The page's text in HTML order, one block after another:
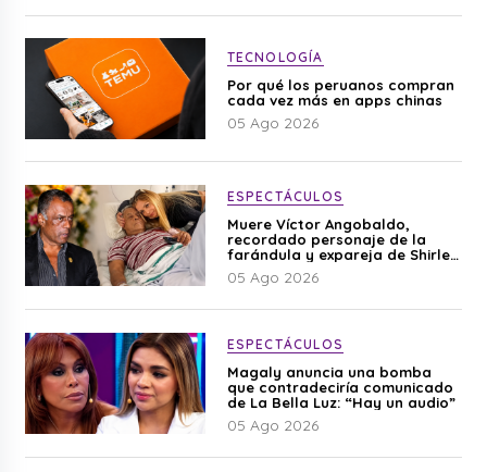
TECNOLOGÍA
Por qué los peruanos compran
cada vez más en apps chinas
05 Ago 2026
ESPECTÁCULOS
Muere Víctor Angobaldo,
recordado personaje de la
farándula y expareja de Shirley
Cherres
05 Ago 2026
ESPECTÁCULOS
Magaly anuncia una bomba
que contradeciría comunicado
de La Bella Luz: “Hay un audio”
05 Ago 2026